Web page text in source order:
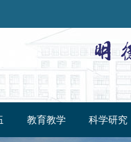
教育教学 科学研究